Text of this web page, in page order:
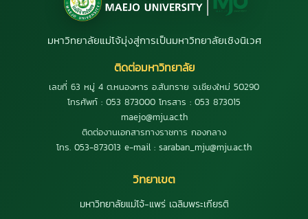
มหาวิทยาลัยแม่โจ้มุ่งสู่การเป็นมหาวิทยาลัยเชิงนิเวศ
ติดต่อมหาวิทยาลัย
เลขที่ 63 หมู่ 4 ต.หนองหาร อ.สันทราย จ.เชียงใหม่ 50290
โทรศัพท์ : 053 873000 โทรสาร : 053 873015
maejo@mju.ac.th
ติดต่องานเอกสารทางราชการ กองกลาง
โทร. 053-873013 e-mail : saraban_mju@mju.ac.th
วิทยาเขต
มหาวิทยาลัยแม่โจ้-แพร่ เฉลิมพระเกียรติ